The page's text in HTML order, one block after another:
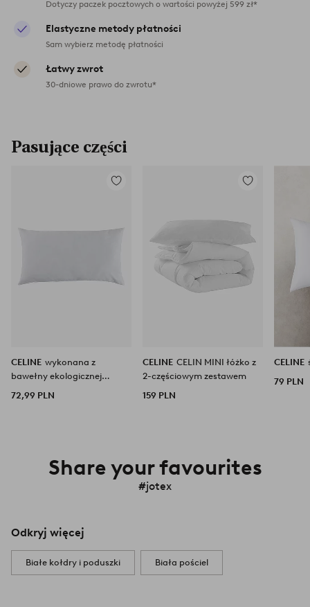
Dotyczy paczek pocztowych o wartości powyżej 599 zł*
Elastyczne metody płatności
Sam wybierz metodę płatności
Łatwy zwrot
30-dniowe prawo do zwrotu*
Pasujące części
Dodaj
CELINE wykonana z
bawełny ekologicznej
72,99 PLN
Dodaj
CELINE CELIN MINI łóżko z
2-częściowym zestawem
159 PLN
CELINE
79 PLN
Share your favourites
#jotex
Odkryj więcej
Białe kołdry i poduszki Biała pościel